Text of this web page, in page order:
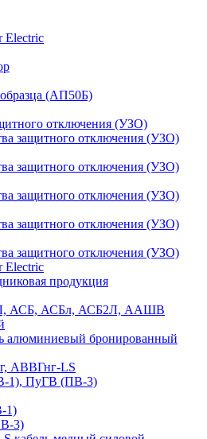
Electric
(АП50Б)
отключения (УЗО)
защитного отключения (УЗО)
защитного отключения (УЗО)
защитного отключения (УЗО)
защитного отключения (УЗО)
защитного отключения (УЗО)
Electric
продукция
АСБ, АСБл, АСБ2Л, ААШВ
алюминиевый бронированный
АВВГнг-LS
1), ПуГВ (ПВ-3)
1)
3)